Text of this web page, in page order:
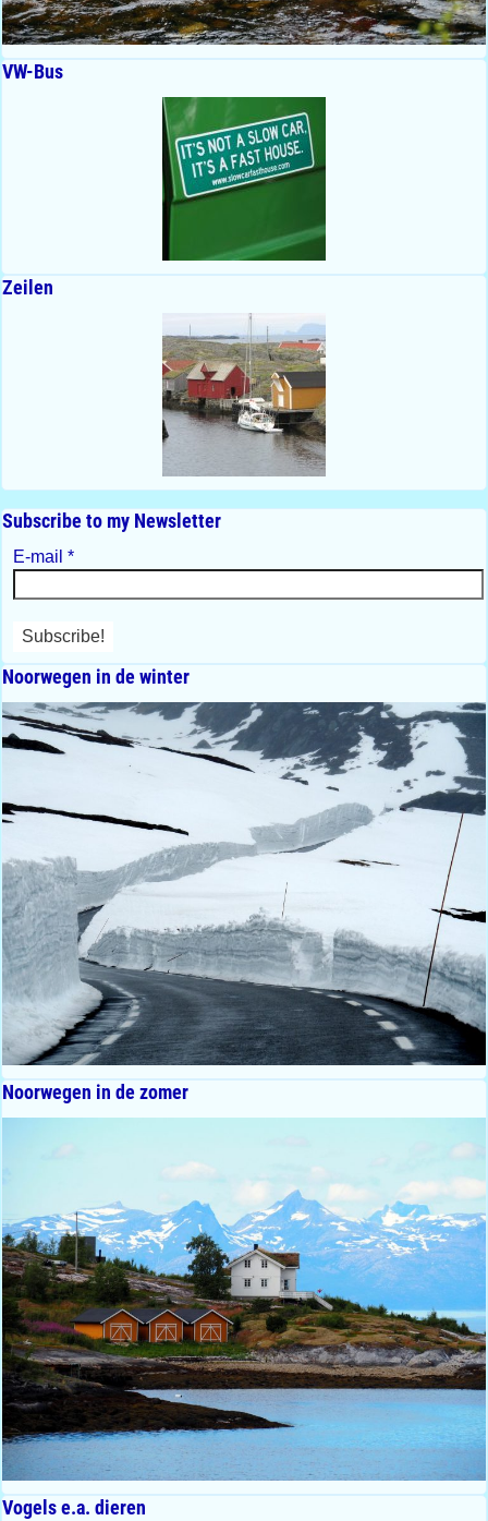
VW-Bus
Zeilen
Subscribe to my Newsletter
E-mail *
Noorwegen in de winter
Noorwegen in de zomer
Vogels e.a. dieren